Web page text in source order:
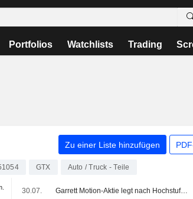
Portfolios Watchlists Trading
Zu einer Liste hinzufügen
GTX Auto / Truck - Teile
30.07. Garrett Motion-Aktie legt nach Hochstufung durch Deutsche Bank zu